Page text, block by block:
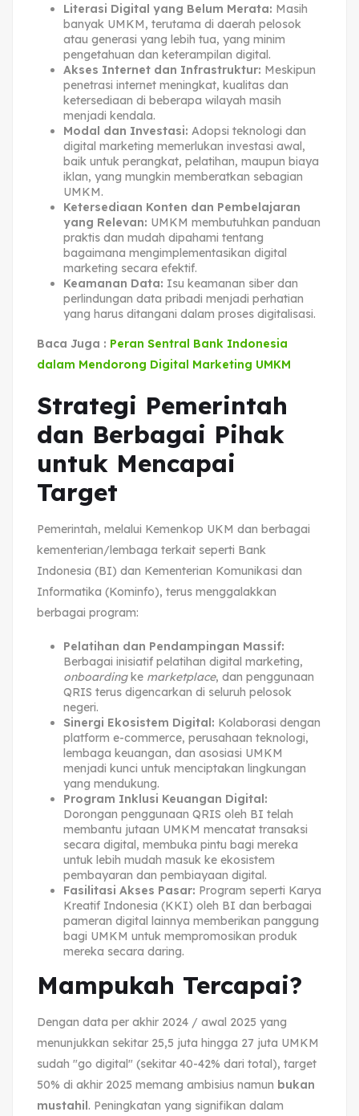
Literasi Digital yang Belum Merata: Masih
banyak UMKM, terutama di daerah pelosok
atau generasi yang lebih tua, yang minim
pengetahuan dan keterampilan digital.
Akses Internet dan Infrastruktur: Meskipun
penetrasi internet meningkat, kualitas dan
ketersediaan di beberapa wilayah masih
menjadi kendala.
Modal dan Investasi: Adopsi teknologi dan
digital marketing memerlukan investasi awal,
baik untuk perangkat, pelatihan, maupun biaya
iklan, yang mungkin memberatkan sebagian
UMKM.
Ketersediaan Konten dan Pembelajaran
yang Relevan: UMKM membutuhkan panduan
praktis dan mudah dipahami tentang
bagaimana mengimplementasikan digital
marketing secara efektif.
Keamanan Data: Isu keamanan siber dan
perlindungan data pribadi menjadi perhatian
yang harus ditangani dalam proses digitalisasi.
Baca Juga : Peran Sentral Bank Indonesia
dalam Mendorong Digital Marketing UMKM
Strategi Pemerintah
dan Berbagai Pihak
untuk Mencapai
Target
Pemerintah, melalui Kemenkop UKM dan berbagai
kementerian/lembaga terkait seperti Bank
Indonesia (BI) dan Kementerian Komunikasi dan
Informatika (Kominfo), terus menggalakkan
berbagai program:
Pelatihan dan Pendampingan Massif:
Berbagai inisiatif pelatihan digital marketing,
onboardingke marketplace, dan penggunaan
QRIS terus digencarkan di seluruh pelosok
negeri.
Sinergi Ekosistem Digital: Kolaborasi dengan
platform e-commerce, perusahaan teknologi,
lembaga keuangan, dan asosiasi UMKM
menjadi kunci untuk menciptakan lingkungan
yang mendukung.
Program Inklusi Keuangan Digital:
Dorongan penggunaan QRIS oleh BI telah
membantu jutaan UMKM mencatat transaksi
secara digital, membuka pintu bagi mereka
untuk lebih mudah masuk ke ekosistem
pembayaran dan pembiayaan digital.
Fasilitasi Akses Pasar: Program seperti Karya
Kreatif Indonesia (KKI) oleh BI dan berbagai
pameran digital lainnya memberikan panggung
bagi UMKM untuk mempromosikan produk
mereka secara daring.
Mampukah Tercapai?
Dengan data per akhir 2024 / awal 2025 yang
menunjukkan sekitar 25,5 juta hingga 27 juta UMKM
sudah "go digital" (sekitar 40-42% dari total), target
50% di akhir 2025 memang ambisius namun bukan
mustahil. Peningkatan yang signifikan dalam